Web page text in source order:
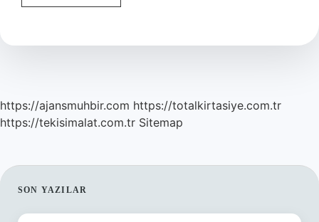
Kaç
https://ajansmuhbir.com https://totalkirtasiye.com.tr
https://tekisimalat.com.tr Sitemap
SIDEBAR
SON YAZILAR